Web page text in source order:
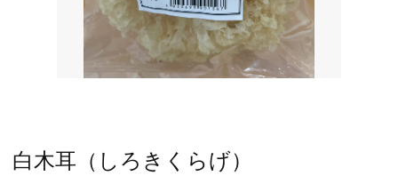
白木耳（しろきくらげ）